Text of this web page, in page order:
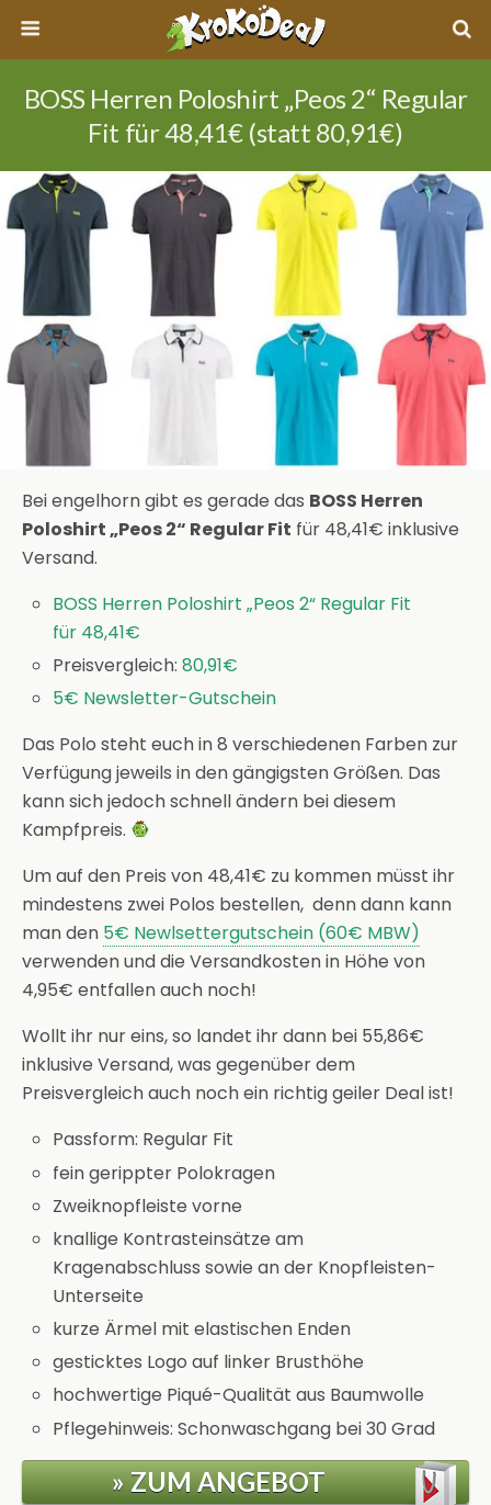
BOSS Herren Poloshirt „Peos 2“ Regular
Fit für 48,41€ (statt 80,91€)
Bei engelhorn gibt es gerade das BOSS Herren
Poloshirt „Peos 2“ Regular Fit für 48,41€ inklusive
Versand.
BOSS Herren Poloshirt „Peos 2“ Regular Fit
für 48,41€
Preisvergleich: 80,91€
5€ Newsletter-Gutschein
Das Polo steht euch in 8 verschiedenen Farben zur
Verfügung jeweils in den gängigsten Größen. Das
kann sich jedoch schnell ändern bei diesem
Kampfpreis.
Um auf den Preis von 48,41€ zu kommen müsst ihr
mindestens zwei Polos bestellen, denn dann kann
man den 5€ Newlsettergutschein (60€ MBW)
verwenden und die Versandkosten in Höhe von
4,95€ entfallen auch noch!
Wollt ihr nur eins, so landet ihr dann bei 55,86€
inklusive Versand, was gegenüber dem
Preisvergleich auch noch ein richtig geiler Deal ist!
Passform: Regular Fit
fein gerippter Polokragen
Zweiknopfleiste vorne
knallige Kontrasteinsätze am
Kragenabschluss sowie an der Knopfleisten-
Unterseite
kurze Ärmel mit elastischen Enden
gesticktes Logo auf linker Brusthöhe
hochwertige Piqué-Qualität aus Baumwolle
Pflegehinweis: Schonwaschgang bei 30 Grad
» ZUM ANGEBOT